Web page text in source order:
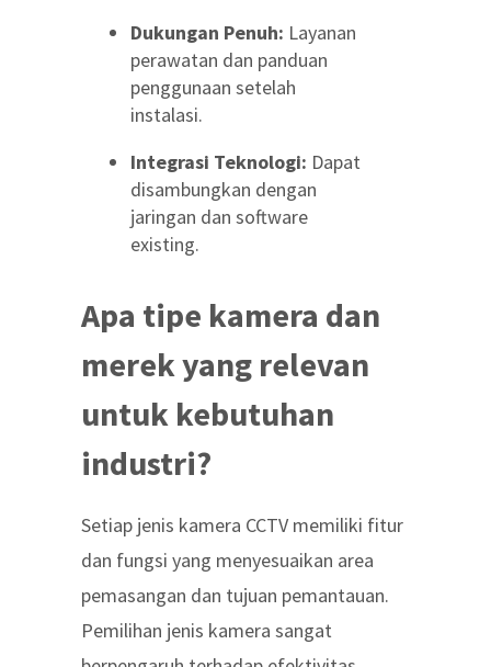
Dukungan Penuh: Layanan
perawatan dan panduan
penggunaan setelah
instalasi.
Integrasi Teknologi: Dapat
disambungkan dengan
jaringan dan software
existing.
Apa tipe kamera dan
merek yang relevan
untuk kebutuhan
industri?
Setiap jenis kamera CCTV memiliki fitur
dan fungsi yang menyesuaikan area
pemasangan dan tujuan pemantauan.
Pemilihan jenis kamera sangat